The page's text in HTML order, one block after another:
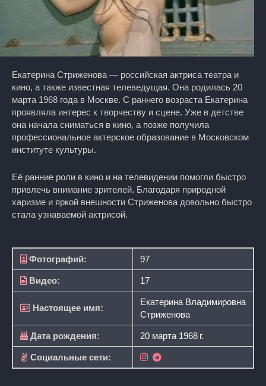
Екатерина Стриженова — российская актриса театра и
кино, а также известная телеведущая. Она родилась 20
марта 1968 года в Москве. С раннего возраста Екатерина
проявляла интерес к творчеству и сцене. Уже в детстве
она начала сниматься в кино, а позже получила
профессиональное актерское образование в Московском
институте культуры.
Её ранние роли в кино и на телевидении помогли быстро
привлечь внимание зрителей. Благодаря природной
харизме и яркой внешности Стриженова довольно быстро
стала узнаваемой актрисой.
Фотографий: 97
Видео: 17
Настоящее имя:
Екатерина Владимировна
Стриженова
Дата рождения: 20 марта 1968 г.
Социальные сети: